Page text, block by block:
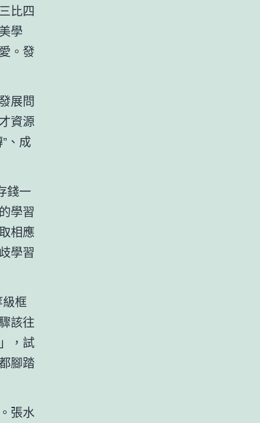
比四
學
。發
展問
資源
、成
錢一
學習
相應
學習
框
該往
，試
腳踏
張水